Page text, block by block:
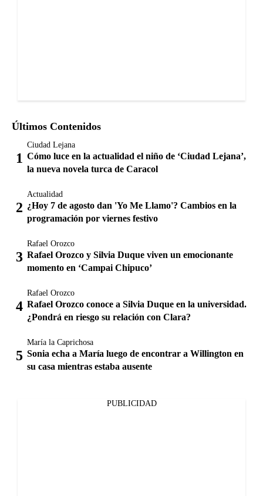
Últimos Contenidos
Ciudad Lejana
Cómo luce en la actualidad el niño de ‘Ciudad Lejana’,
la nueva novela turca de Caracol
Actualidad
¿Hoy 7 de agosto dan 'Yo Me Llamo'? Cambios en la
programación por viernes festivo
Rafael Orozco
Rafael Orozco y Silvia Duque viven un emocionante
momento en ‘Campai Chipuco’
Rafael Orozco
Rafael Orozco conoce a Silvia Duque en la universidad.
¿Pondrá en riesgo su relación con Clara?
María la Caprichosa
Sonia echa a María luego de encontrar a Willington en
su casa mientras estaba ausente
PUBLICIDAD